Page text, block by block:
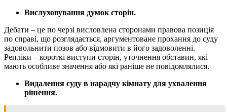
Вислуховування думок сторін.
Дебати – це по черзі висловлена сторонами правова позиція
по справі, що розглядається, аргументоване прохання до суду
задовольнити позов або відмовити в його задоволенні.
Репліки – короткі виступи сторін, уточнення обставин, які
мають особливе значення або які раніше не повідомлялися.
Видалення суду в нарадчу кімнату для ухвалення
рішення.